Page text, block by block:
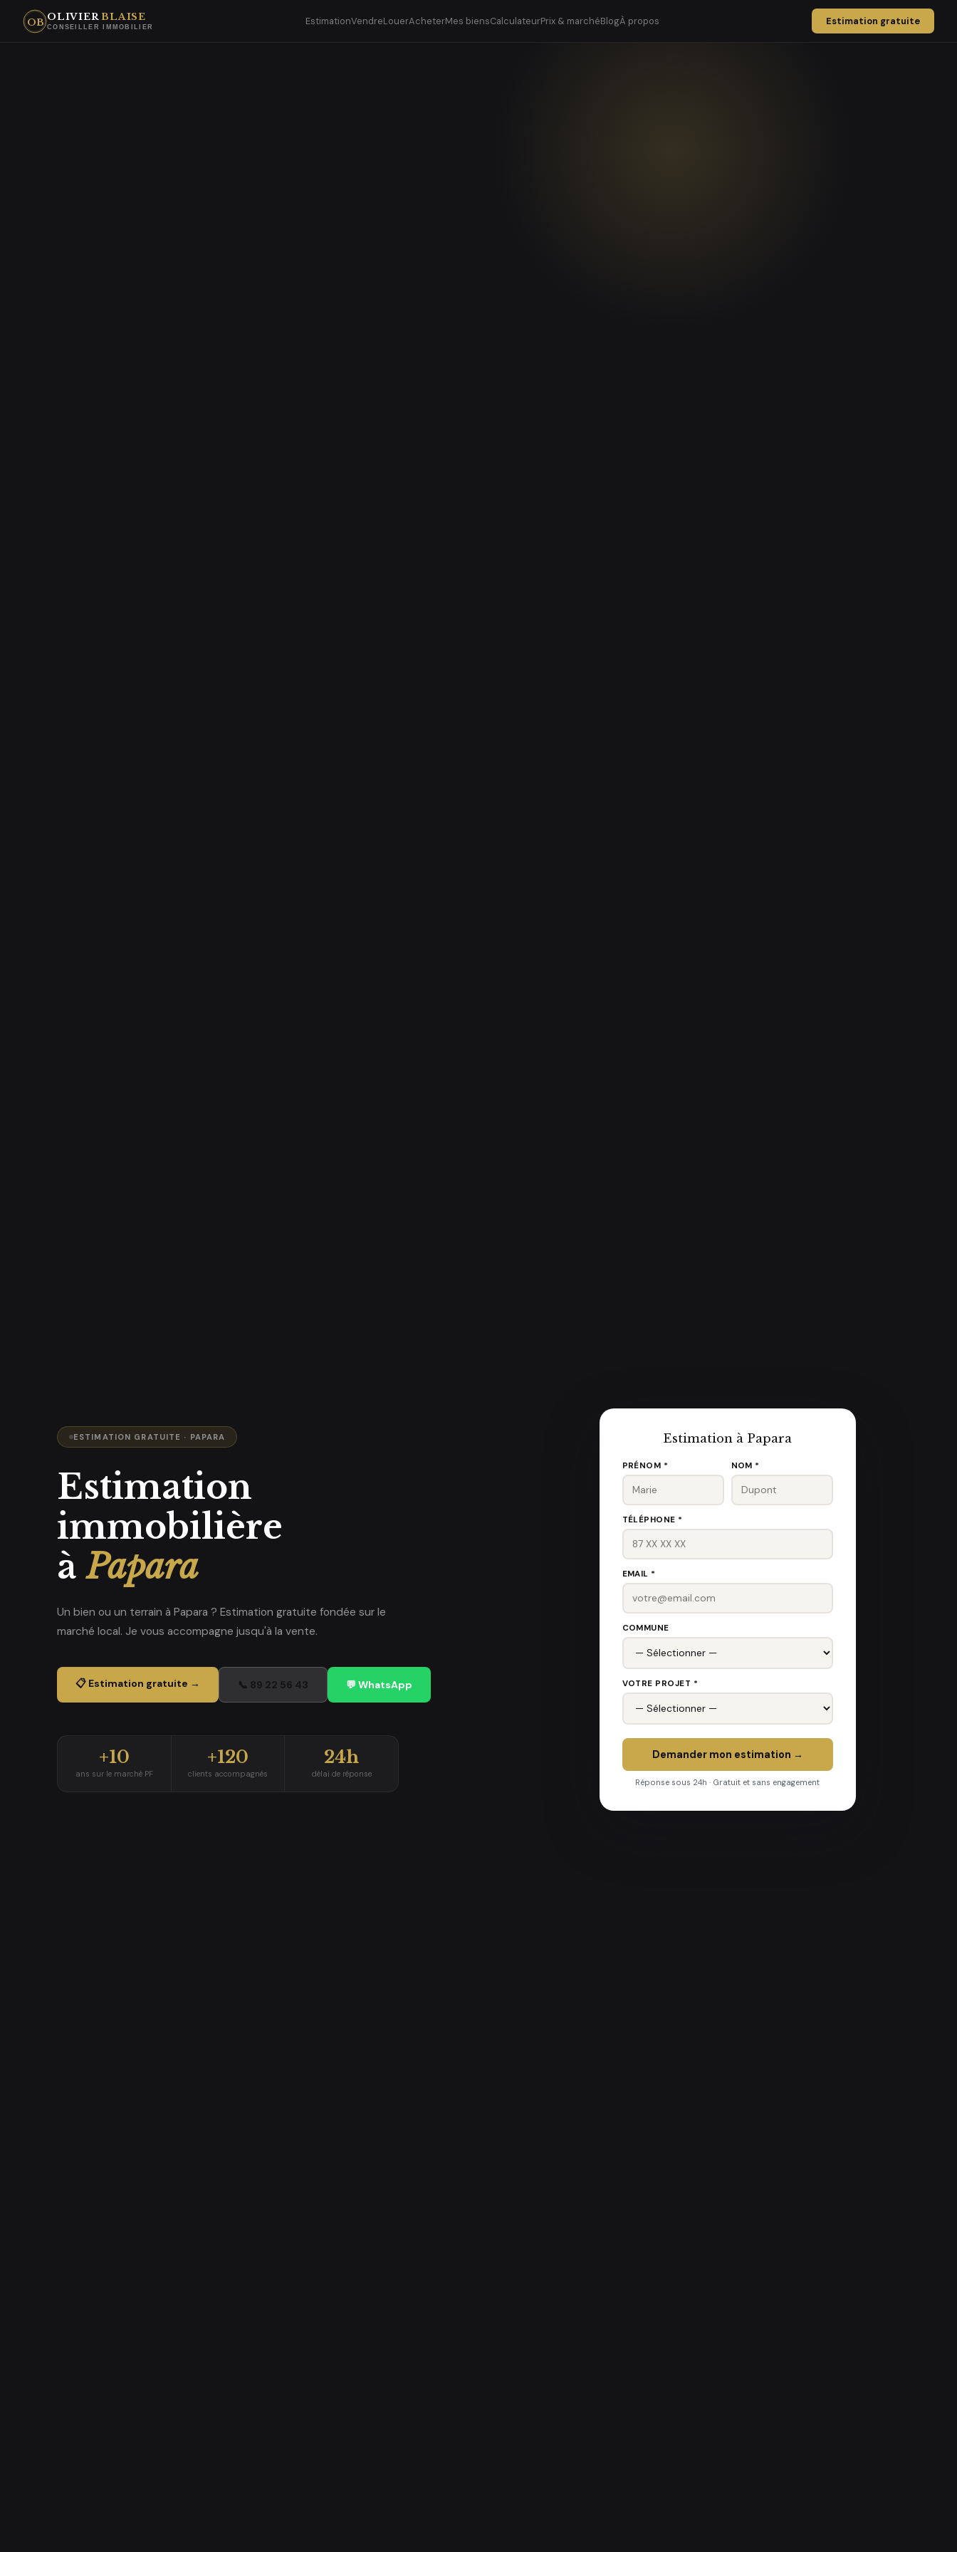
OB OLIVIERBLAISE
CONSEILLER IMMOBILIER EstimationVendreLouerAcheterMes biensCalculateurPrix & marchéBlogÀ propos Estimation gratuite
ESTIMATION GRATUITE · PAPARA
Estimation
immobilière
àPapara
Un bien ou un terrain à Papara ? Estimation gratuite fondée sur le
marché local. Je vous accompagne jusqu'à la vente.
📋 Estimation gratuite → 📞 89 22 56 43 💬 WhatsApp
+10
ans sur le marché PF
+120
clients accompagnés
24h
délai de réponse
Estimation à Papara
PRÉNOM * NOM *
TÉLÉPHONE *
EMAIL *
COMMUNE
VOTRE PROJET *
Demander mon estimation →
Réponse sous 24h · Gratuit et sans engagement